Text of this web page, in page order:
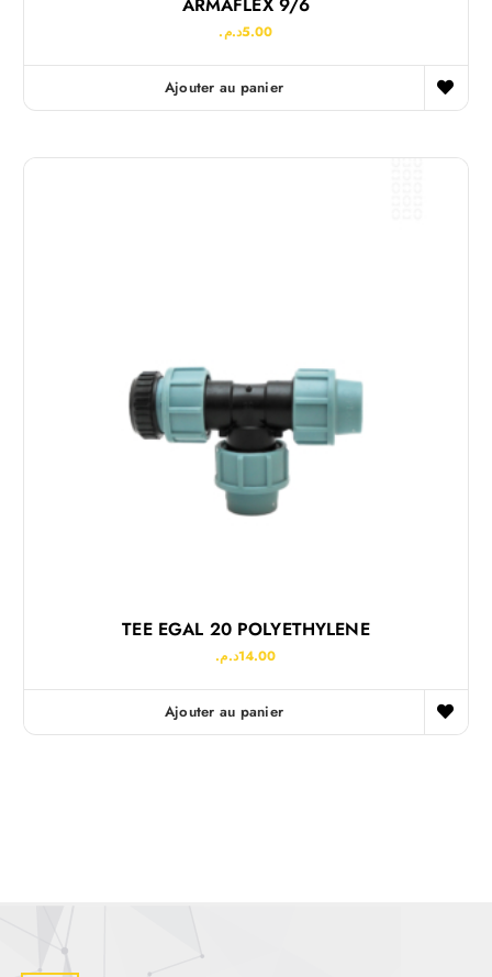
ARMAFLEX 9/6
5.00د.م.
Ajouter au panier
TEE EGAL 20 POLYETHYLENE
14.00د.م.
Ajouter au panier